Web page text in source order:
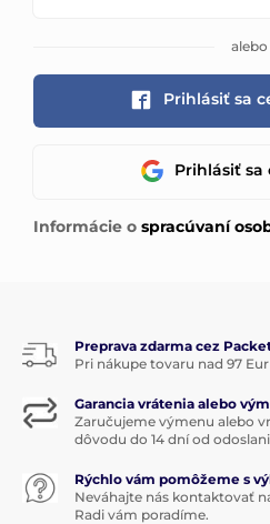
alebo
Prihlásiť sa
Prihlásiť sa
Informácie o spracúvaní
Preprava zdarma cez
Pri nákupe tovaru nad 97
Garancia vrátenia alebo
Zaručujeme výmenu alebo
dôvodu do 14 dní od
Rýchlo vám pomôžeme s
Neváhajte nás kontaktovať
Radi vám poradíme.